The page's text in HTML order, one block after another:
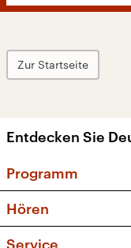
Zur Startseite
Entdecken Sie
Programm
Sendungen
Hören
Service